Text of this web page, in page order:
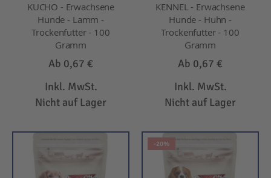
KUCHO - Erwachsene
Hunde - Lamm -
Trockenfutter - 100
Gramm
Ab 0,67 €
Inkl. MwSt.
Nicht auf Lager
KENNEL - Erwachsene
Hunde - Huhn -
Trockenfutter - 100
Gramm
Ab 0,67 €
Inkl. MwSt.
Nicht auf Lager
-20%